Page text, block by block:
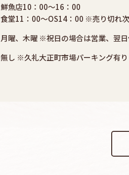
鮮魚店10：00〜16：00
食堂11：00〜OS14：00 ※売り切れ
月曜、木曜 ※祝日の場合は営業、翌
無し ※久礼大正町市場パーキング有り